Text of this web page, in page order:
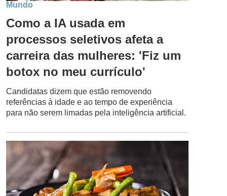
Mundo
Como a IA usada em
processos seletivos afeta a
carreira das mulheres: 'Fiz um
botox no meu currículo'
Candidatas dizem que estão removendo
referências à idade e ao tempo de experiência
para não serem limadas pela inteligência artificial.